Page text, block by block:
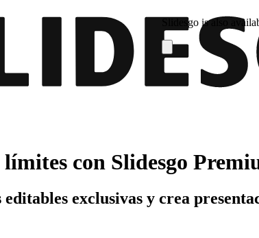
Slidesgo is also
con Slidesgo
exclusivas y crea